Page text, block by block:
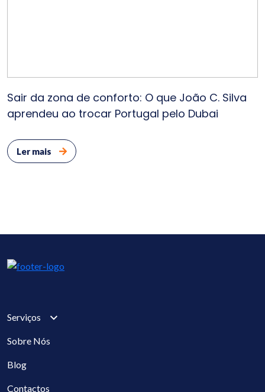
Sair da zona de conforto: O que João C. Silva
aprendeu ao trocar Portugal pelo Dubai
Ler mais
Serviços
Sobre Nós
Blog
Contactos